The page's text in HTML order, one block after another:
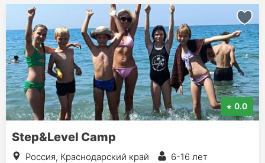
0.0
Step&Level Camp
Россия, Краснодарский край
6-16 лет